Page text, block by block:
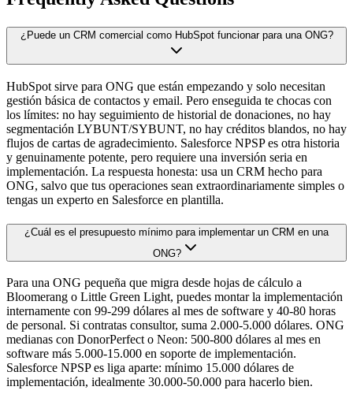
¿Puede un CRM comercial como HubSpot funcionar para una ONG?
HubSpot sirve para ONG que están empezando y solo necesitan
gestión básica de contactos y email. Pero enseguida te chocas con
los límites: no hay seguimiento de historial de donaciones, no hay
segmentación LYBUNT/SYBUNT, no hay créditos blandos, no hay
flujos de cartas de agradecimiento. Salesforce NPSP es otra historia
y genuinamente potente, pero requiere una inversión seria en
implementación. La respuesta honesta: usa un CRM hecho para
ONG, salvo que tus operaciones sean extraordinariamente simples o
tengas un experto en Salesforce en plantilla.
¿Cuál es el presupuesto mínimo para implementar un CRM en una
ONG?
Para una ONG pequeña que migra desde hojas de cálculo a
Bloomerang o Little Green Light, puedes montar la implementación
internamente con 99-299 dólares al mes de software y 40-80 horas
de personal. Si contratas consultor, suma 2.000-5.000 dólares. ONG
medianas con DonorPerfect o Neon: 500-800 dólares al mes en
software más 5.000-15.000 en soporte de implementación.
Salesforce NPSP es liga aparte: mínimo 15.000 dólares de
implementación, idealmente 30.000-50.000 para hacerlo bien.